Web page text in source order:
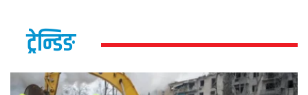
ट्रेन्डिङ